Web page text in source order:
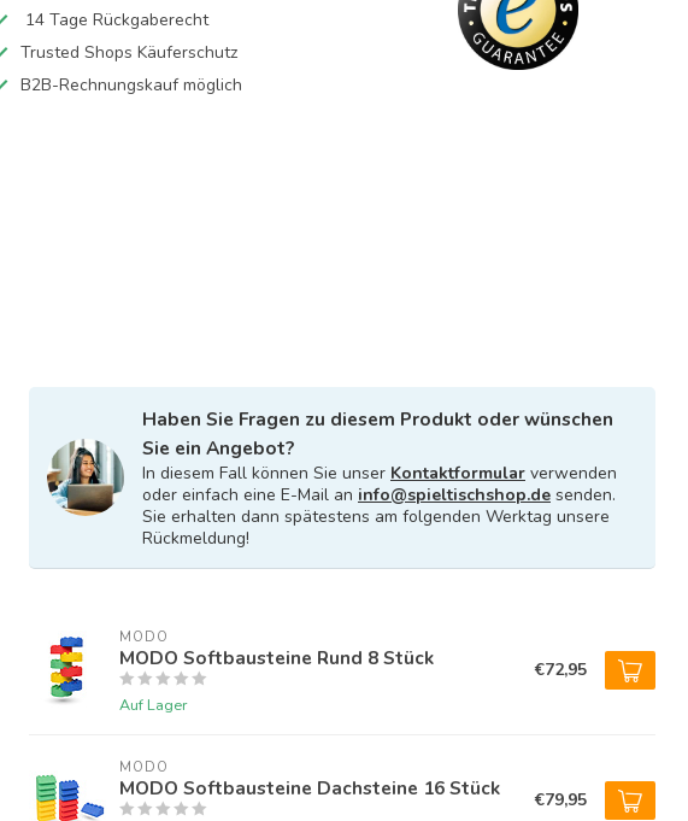
14 Tage Rückgaberecht
Trusted Shops Käuferschutz
B2B-Rechnungskauf möglich
Haben Sie Fragen zu diesem Produkt oder wünschen
Sie ein Angebot?
In diesem Fall können Sie unser Kontaktformular verwenden
oder einfach eine E-Mail an info@spieltischshop.de senden.
Sie erhalten dann spätestens am folgenden Werktag unsere
Rückmeldung!
MODO
MODO Softbausteine Rund 8 Stück
Auf Lager
€72,95
MODO
MODO Softbausteine Dachsteine 16 Stück €79,95